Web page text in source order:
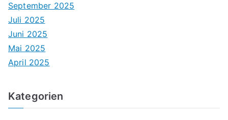
September 2025
Juli 2025
Juni 2025
Mai 2025
April 2025
Kategorien